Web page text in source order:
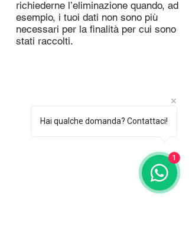
richiederne l’eliminazione quando, ad
esempio, i tuoi dati non sono più
necessari per la finalità per cui sono
stati raccolti.
Hai qualche domanda? Contattaci!
1